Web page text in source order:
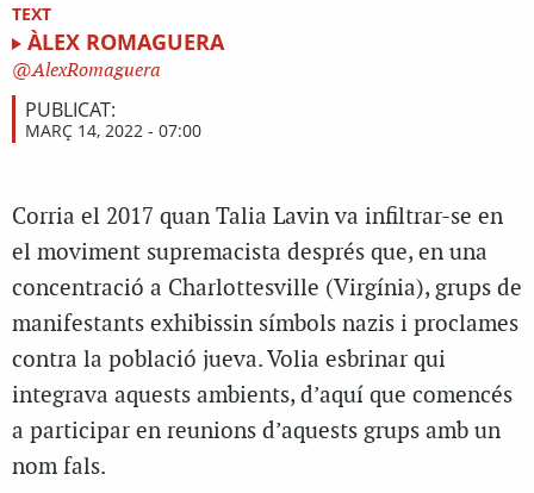
TEXT
ÀLEX ROMAGUERA
AlexRomaguera
PUBLICAT:
MARÇ 14, 2022 - 07:00
Corria el 2017 quan Talia Lavin va infiltrar-se en
el moviment supremacista després que, en una
concentració a Charlottesville (Virgínia), grups de
manifestants exhibissin símbols nazis i proclames
contra la població jueva. Volia esbrinar qui
integrava aquests ambients, d’aquí que comencés
a participar en reunions d’aquests grups amb un
nom fals.